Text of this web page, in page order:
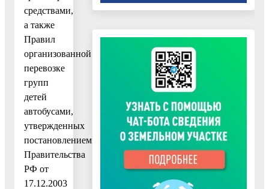
средствами,
а также
Правил
организованной
перевозке
групп
детей
автобусами,
утвержденных
постановлением
Правительства
РФ от
17.12.2003